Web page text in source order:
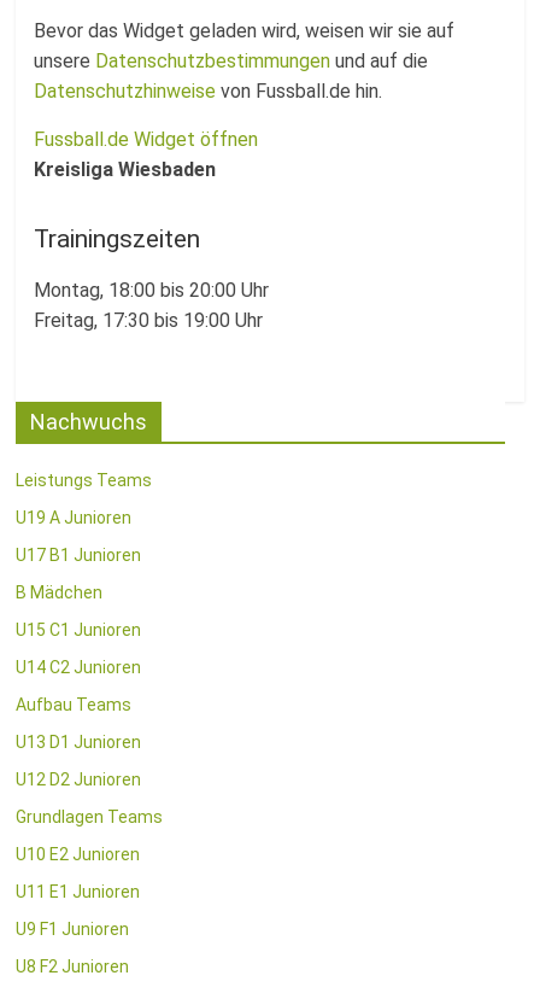
Bevor das Widget geladen wird, weisen wir sie auf
unsere Datenschutzbestimmungen und auf die
Datenschutzhinweise von Fussball.de hin.
Fussball.de Widget öffnen
Kreisliga Wiesbaden
Trainingszeiten
Montag, 18:00 bis 20:00 Uhr
Freitag, 17:30 bis 19:00 Uhr
Nachwuchs
Leistungs Teams
U19 A Junioren
U17 B1 Junioren
B Mädchen
U15 C1 Junioren
U14 C2 Junioren
Aufbau Teams
U13 D1 Junioren
U12 D2 Junioren
Grundlagen Teams
U10 E2 Junioren
U11 E1 Junioren
U9 F1 Junioren
U8 F2 Junioren